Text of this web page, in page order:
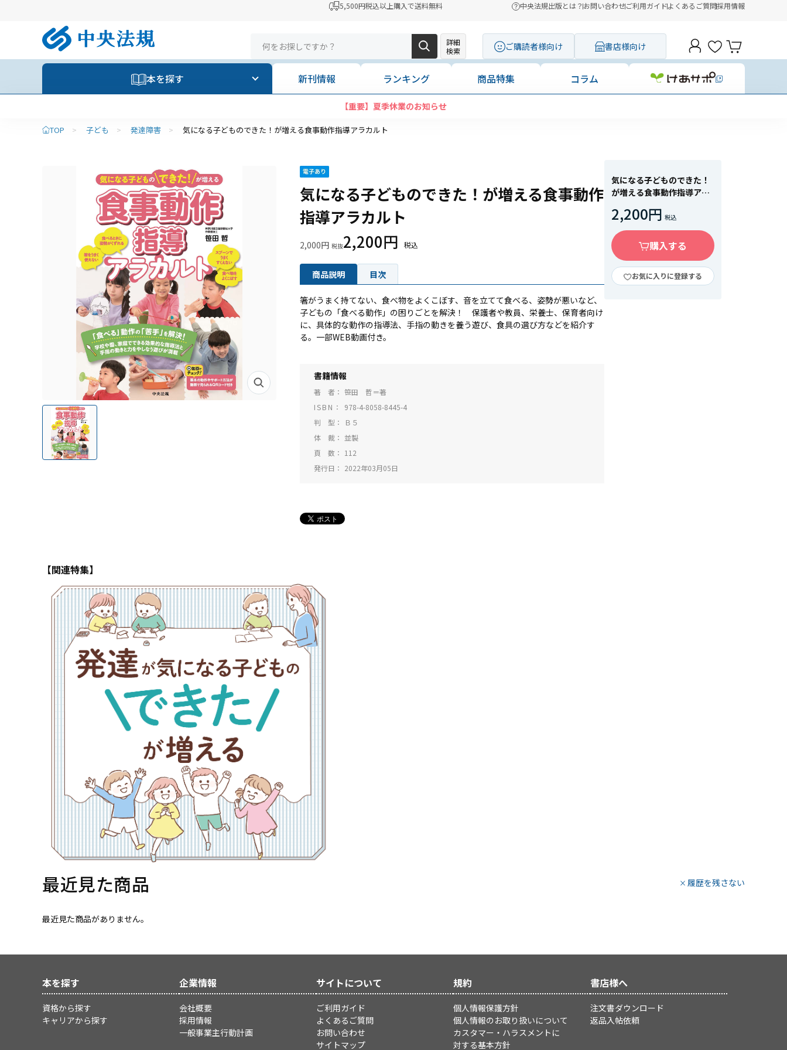
5,500円税込以上購入で送料無料 中央法規出版とは？お問い合わせご利用ガイドよくあるご質問採用情報
詳細
検索
ご購読者様向け 書店様向け
本を探す 新刊情報 ランキング 商品特集 コラム
【重要】夏季休業のお知らせ
TOP > 子ども > 発達障害 > 気になる子どものできた！が増える食事動作指導アラカルト
気になる子どものできた！が増える食事動作
指導アラカルト
2,000円 2,200円
商品説明 目次
箸がうまく持てない、食べ物をよくこぼす、音を立てて食べる、姿勢が悪いなど、
子どもの「食べる動作」の困りごとを解決！ 保護者や教員、栄養士、保育者向け
に、具体的な動作の指導法、手指の動きを養う遊び、食具の選び方などを紹介す
る。一部WEB動画付き。
書籍情報
著 者
笹田 哲＝著
ISBN
978-4-8058-8445-4
判 型
Ｂ５
体 裁
並製
頁 数
112
発行日
2022年03月05日
【関連特集】
気になる子どものできた！
が増える食事動作指導アラ
2,200円
購入する
お気に入りに登録する
最近見た商品
最近見た商品がありません。
履歴を残さない
本を探す
資格から探す
キャリアから探す
企業情報
会社概要
採用情報
一般事業主行動計画
サイトについて
ご利用ガイド
よくあるご質問
お問い合わせ
サイトマップ
規約
個人情報保護方針
個人情報のお取り扱いについて
カスタマー・ハラスメントに
対する基本方針
書店様へ
注文書ダウンロード
返品入帖依頼